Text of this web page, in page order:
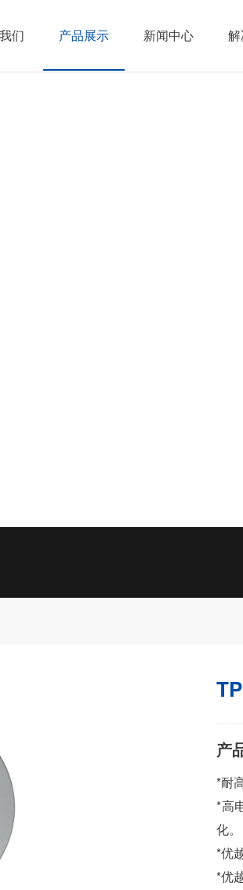
们 产品展示 新闻中心
产
*耐
*高
化。
*优
*优